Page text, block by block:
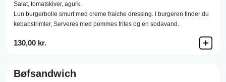
Salat, tomatskiver, agurk.
Lun burgerbolle smurt med creme fraiche dressing. I burgeren finder du
kebabstrimler, Serveres med pommes frites og en sodavand.
130,00 kr.
Bøfsandwich